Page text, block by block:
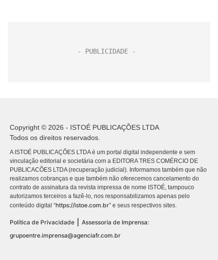
Copyright © 2026 - ISTOÉ PUBLICAÇÕES LTDA
Todos os direitos reservados.
A ISTOÉ PUBLICAÇÕES LTDA é um portal digital independente e sem
vinculação editorial e societária com a EDITORA TRES COMÉRCIO DE
PUBLICACÕES LTDA (recuperação judicial). Informamos também que não
realizamos cobranças e que também não oferecemos cancelamento do
contrato de assinatura da revista impressa de nome ISTOÉ, tampouco
autorizamos terceiros a fazê-lo, nos responsabilizamos apenas pelo
conteúdo digital “https://istoe.com.br” e seus respectivos sites.
Política de Privacidade
Assessoria de Imprensa:
grupoentre.imprensa@agenciafr.com.br